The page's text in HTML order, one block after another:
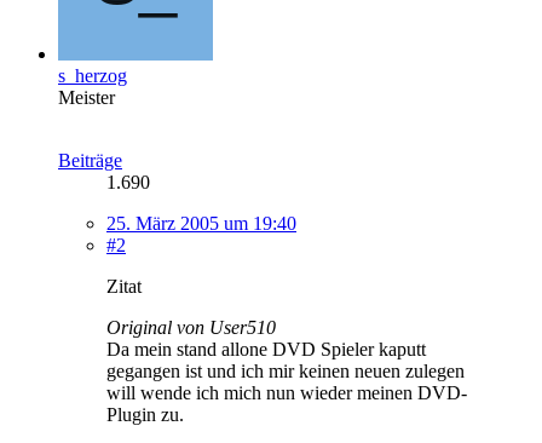
s_herzog
Meister
Beiträge
1.690
25. März 2005 um 19:40
#2
Zitat
Original von User510
Da mein stand allone DVD Spieler kaputt
gegangen ist und ich mir keinen neuen zulegen
will wende ich mich nun wieder meinen DVD-
Plugin zu.